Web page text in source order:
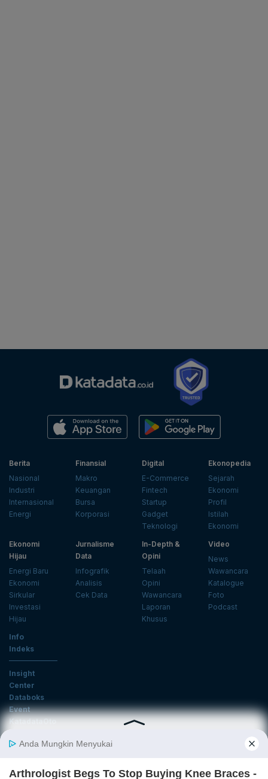
Berita
Nasional
Industri
Internasional
Energi
Finansial
Makro
Keuangan
Bursa
Korporasi
Digital
E-Commerce
Fintech
Startup
Gadget
Teknologi
Ekonopedia
Sejarah
Ekonomi
Profil
Istilah
Ekonomi
Ekonomi
Hijau
Energi Baru
Ekonomi
Sirkular
Investasi
Hijau
Jurnalisme
Data
Infografik
Analisis
Cek Data
In-Depth &
Opini
Telaah
Opini
Wawancara
Laporan
Khusus
Video
News
Wawancara
Katalogue
Foto
Podcast
Info
Indeks
Insight
Center
Databoks
Event
KatadataOto
Email